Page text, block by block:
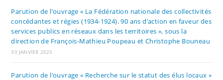
Parution de l’ouvrage « La Fédération nationale des collectivités
concédantes et régies (1934-1924). 90 ans d’action en faveur des
services publics en réseaux dans les territoires », sous la
direction de François-Mathieu Poupeau et Christophe Bouneau
30 JANVIER 2025
Parution de l’ouvrage « Recherche sur le statut des élus locaux »